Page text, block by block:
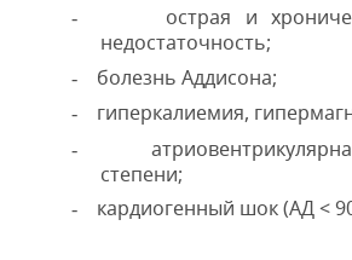
-
острая и
недостаточность;
- болезнь Аддисона;
- гиперкалиемия,
-
степени;
- кардиогенный шок (АД <